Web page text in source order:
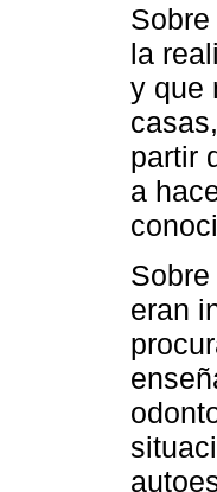
Sobre
la
y que
partir
a
Sobre
eran